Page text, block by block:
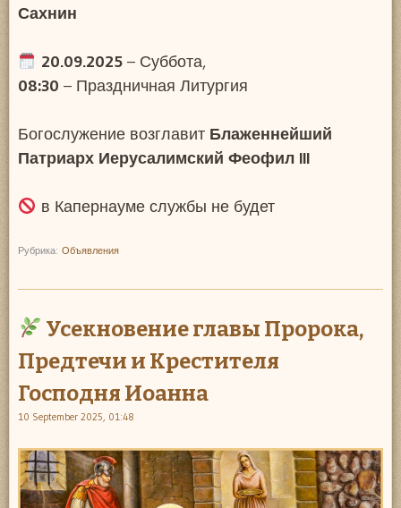
Сахнин
20.09.2025– Суббота,
08:30 – Праздничная Литургия
Богослужение возглавит Блаженнейший
Патриарх Иерусалимский Феофил III
в Капернауме службы не будет
Рубрика: Объявления
Усекновение главы Пророка,
Предтечи и Крестителя
Господня Иоанна
10 September 2025, 01:48